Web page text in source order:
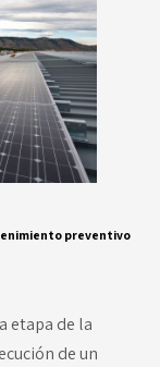
preventivo
etapa de la
de un